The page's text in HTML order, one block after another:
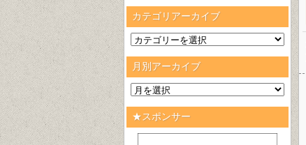
カテゴリアーカイブ
月別アーカイブ
★スポンサー